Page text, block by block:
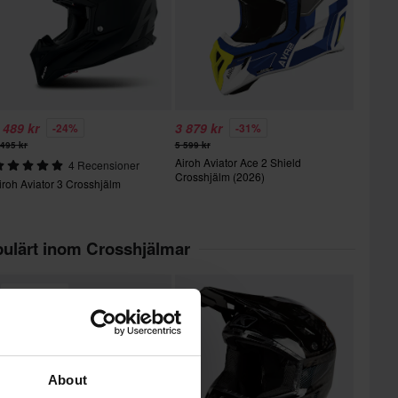
About
489 kr -24%
kr
4 Recensioner
Aviator 3 Crosshjälm
3 879 kr -31%
5 599 kr
Airoh Aviator Ace 2 Shield
Crosshjälm (2026)
inom Crosshjälmar
Superpris!